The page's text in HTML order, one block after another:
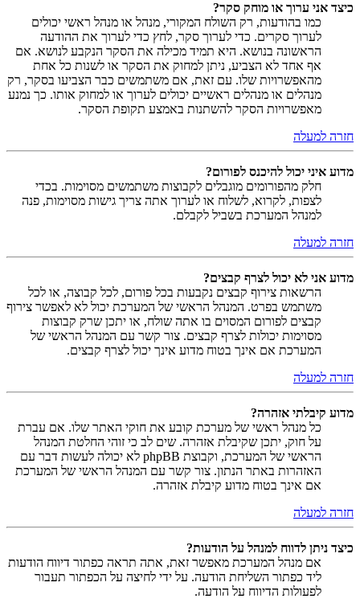
כיצד אני ערוך או מוחק סקר?
כמו בהודעות, רק השולח המקורי, מנהל או מנהל ראשי יכולים
לערוך סקרים. כדי לערוך סקר, לחץ כדי לערוך את ההודעה
הראשונה בנושא. היא תמיד מכילה את הסקר הנקבע לנושא. אם
אף אחד לא הצביע, ניתן למחוק את הסקר או לשנות כל אחת
מהאפשרויות שלו. עם זאת, אם משתמשים כבר הצביעו בסקר, רק
מנהלים או מנהלים ראשיים יכולים לערוך או למחוק אותו. כך נמנע
מאפשרויות הסקר להשתנות באמצע תקופת הסקר.
חזרה למעלה
מדוע איני יכול להיכנס לפורום?
חלק מהפורומים מוגבלים לקבוצות משתמשים מסוימות. בכדי
לצפות, לקרוא, לשלוח או לערוך אתה צריך גישות מסוימות, פנה
למנהל המערכת בשביל לקבלם.
חזרה למעלה
מדוע אני לא יכול לצרף קבצים?
הרשאות צירוף קבצים נקבעות בכל פורום, לכל קבוצה, או לכל
משתמש בפרט. המנהל הראשי של המערכת יכול לא לאפשר צירוף
קבצים לפורום המסוים בו אתה שולח, או יתכן שרק קבוצות
מסוימות יכולות לצרף קבצים. צור קשר עם המנהל הראשי של
המערכת אם אינך בטוח מדוע אינך יכול לצרף קבצים.
חזרה למעלה
מדוע קיבלתי אזהרה?
כל מנהל ראשי של מערכת קובע את חוקי האתר שלו. אם עברת
על חוק, יתכן שקיבלת אזהרה. שים לב כי זוהי החלטת המנהל
הראשי של המערכת, וקבוצת phpBB לא יכולה לעשות דבר עם
האזהרות באתר הנתון. צור קשר עם המנהל הראשי של המערכת
אם אינך בטוח מדוע קיבלת אזהרה.
חזרה למעלה
כיצד ניתן לדווח למנהל על הודעות?
אם מנהל המערכת מאפשר זאת, אתה תראה כפתור דיווח הודעות
ליד כפתור השליחת הודעה. על ידי לחיצה על הכפתור תעבור
לפעולות הדיווח על הודעה.